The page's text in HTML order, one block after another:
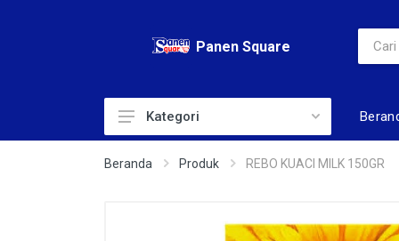
Panen Square
ADULT DIAPERS
ALAT KECANTIKAN
Kategori
Beranda Produk REBO KUACI MILK 150GR